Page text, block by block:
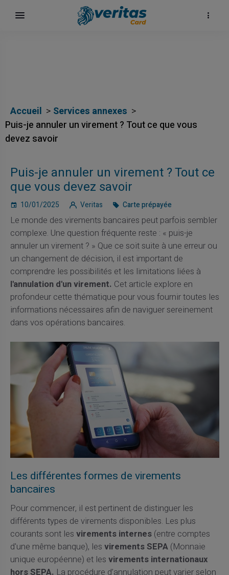
Accueil
Services annexes
Puis-je annuler un virement ? Tout ce que vous
devez savoir
Puis-je annuler un virement ? Tout ce
que vous devez savoir
10/01/2025 Veritas Carte prépayée
Le monde des virements bancaires peut parfois sembler
complexe. Une question fréquente reste : « puis-je
annuler un virement ? » Que ce soit suite à une erreur ou
un changement de décision, il est important de
comprendre les possibilités et les limitations liées à
l'annulation d'un virement. Cet article explore en
profondeur cette thématique pour vous fournir toutes les
informations nécessaires afin de naviguer sereinement
dans vos opérations bancaires.
Les différentes formes de virements
bancaires
Pour commencer, il est pertinent de distinguer les
différents types de virements disponibles. Les plus
courants sont les virements internes(entre comptes
d'une même banque), les virements SEPA(Monnaie
unique européenne) et les virements internationaux
hors SEPA. La procédure d’annulation peut varier selon